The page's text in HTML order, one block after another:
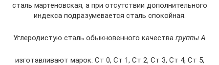
сталь мартеновская, а при отсутствии дополнительного
индекса подразумевается сталь спокойная.
Углеродистую сталь обыкновенного качества группы А
изготавливают марок: Ст 0, Ст 1, Ст 2, Ст 3, Ст 4, Ст 5,